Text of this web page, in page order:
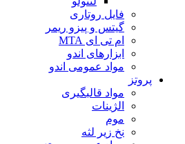
فایل روتاری
گیتس و پیزو ریمر
ام تی ای MTA
ابزارهای اندو
مواد عمومی اندو
پروتز
مواد قالبگیری
الژینات
موم
نخ زیر لثه